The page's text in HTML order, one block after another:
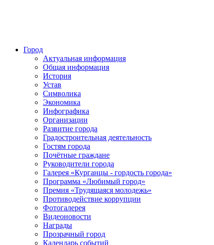
Город
Актуальная информация
Общая информация
История
Устав
Символика
Экономика
Инфографика
Организации
Развитие города
Градостроительная деятельность
Гостям города
Почётные граждане
Руководители города
Галерея «Курганцы - гордость города»
Программа «Любимый город»
Премия «Трудящаяся молодежь»
Противодействие коррупции
Фотогалерея
Видеоновости
Награды
Прозрачный город
Календарь событий